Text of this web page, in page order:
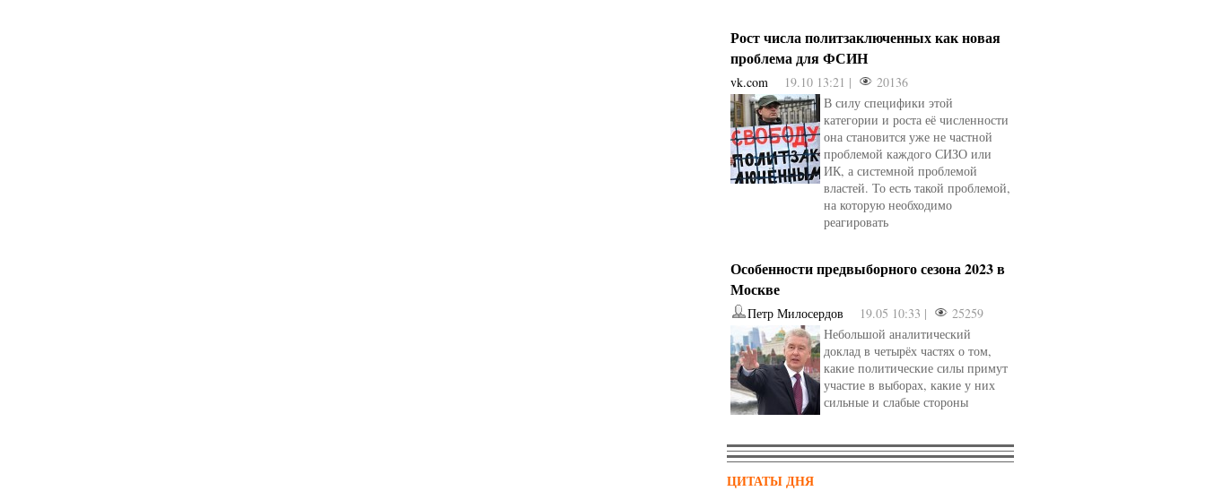
Рост числа политзаключенных как новая
проблема для ФСИН
vk.com 19.10 13:21 |
20136
В силу специфики этой
категории и роста её численности
она становится уже не частной
проблемой каждого СИЗО или
ИК, а системной проблемой
властей. То есть такой проблемой,
на которую необходимо
реагировать
Особенности предвыборного сезона 2023 в
Москве
Петр Милосердов 19.05 10:33 |
25259
Небольшой аналитический
доклад в четырёх частях о том,
какие политические силы примут
участие в выборах, какие у них
сильные и слабые стороны
ЦИТАТЫ ДНЯ